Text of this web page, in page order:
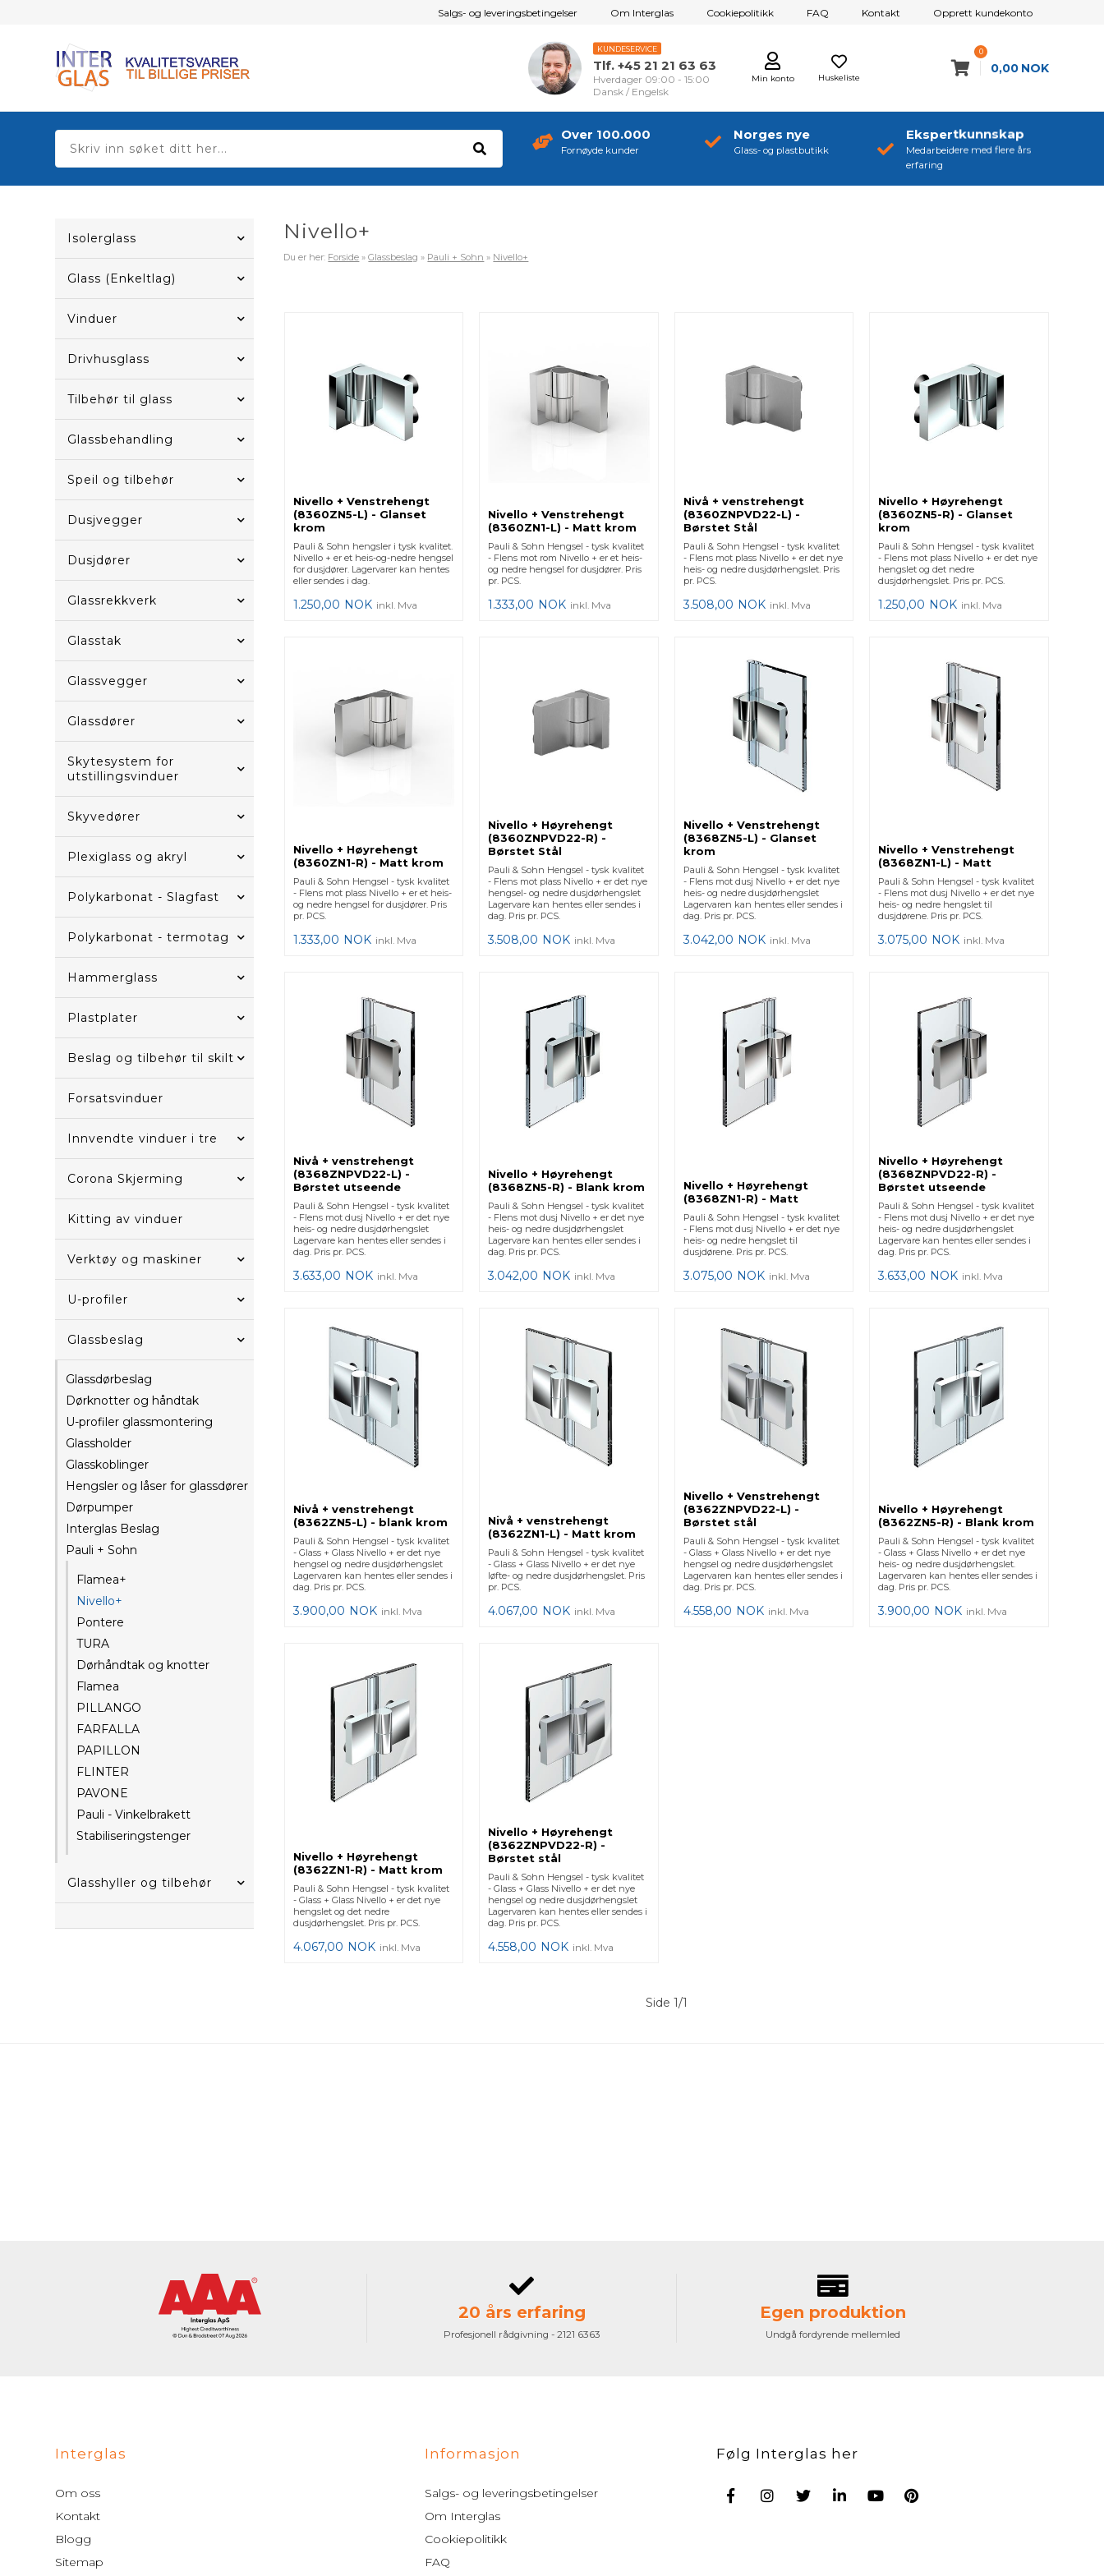
Salgs- og leveringsbetingelser Om Interglas Cookiepolitikk FAQ Kontakt Opprett kundekonto
Huskeliste
Min konto
KUNDESERVICE
Tlf. +45 21 21 63 63
Hverdager 09:00 - 15:00
Dansk / Engelsk
0
0,00 NOK
Over 100.000
Fornøyde kunder
Norges nye
Glass- og plastbutikk
Ekspertkunnskap
Medarbeidere med flere års
erfaring
Isolerglass
Glass (Enkeltlag)
Vinduer
Drivhusglass
Tilbehør til glass
Glassbehandling
Speil og tilbehør
Dusjvegger
Dusjdører
Glassrekkverk
Glasstak
Glassvegger
Glassdører
Skytesystem for
utstillingsvinduer
Skyvedører
Plexiglass og akryl
Polykarbonat - Slagfast
Polykarbonat - termotag
Hammerglass
Plastplater
Beslag og tilbehør til skilt
Forsatsvinduer
Innvendte vinduer i tre
Corona Skjerming
Kitting av vinduer
Verktøy og maskiner
U-profiler
Glassbeslag
Glassdørbeslag
Dørknotter og håndtak
U-profiler glassmontering
Glassholder
Glasskoblinger
Hengsler og låser for glassdører
Dørpumper
Interglas Beslag
Pauli + Sohn
Flamea+
Nivello+
Pontere
TURA
Dørhåndtak og knotter
Flamea
PILLANGO
FARFALLA
PAPILLON
FLINTER
PAVONE
Pauli - Vinkelbrakett
Stabiliseringstenger
Glasshyller og tilbehør
Nivello+
Du er her: Forside »Glassbeslag » Pauli + Sohn » Nivello+
Nivello + Venstrehengt
(8360ZN5-L) - Glanset
krom
Pauli & Sohn hengsler i tysk kvalitet.
Nivello + er et heis-og-nedre hengsel
for dusjdører. Lagervarer kan hentes
eller sendes i dag.
1.250,00 NOK inkl. Mva
Nivello + Venstrehengt
(8360ZN1-L) - Matt krom
Pauli & Sohn Hengsel - tysk kvalitet
- Flens mot rom Nivello + er et heis-
og nedre hengsel for dusjdører. Pris
pr. PCS.
1.333,00 NOK inkl. Mva
Nivå + venstrehengt
(8360ZNPVD22-L) -
Børstet Stål
Pauli & Sohn Hengsel - tysk kvalitet
- Flens mot plass Nivello + er det nye
heis- og nedre dusjdørhengslet. Pris
pr. PCS.
3.508,00 NOK inkl. Mva
Nivello + Høyrehengt
(8360ZN5-R) - Glanset
krom
Pauli & Sohn Hengsel - tysk kvalitet
- Flens mot plass Nivello + er det nye
hengslet og det nedre
dusjdørhengslet. Pris pr. PCS.
1.250,00 NOK inkl. Mva
Nivello + Høyrehengt
(8360ZN1-R) - Matt krom
Pauli & Sohn Hengsel - tysk kvalitet
- Flens mot plass Nivello + er et heis-
og nedre hengsel for dusjdører. Pris
pr. PCS.
1.333,00 NOK inkl. Mva
Nivello + Høyrehengt
(8360ZNPVD22-R) -
Børstet Stål
Pauli & Sohn Hengsel - tysk kvalitet
- Flens mot plass Nivello + er det nye
hengsel- og nedre dusjdørhengslet
Lagervare kan hentes eller sendes i
dag. Pris pr. PCS.
3.508,00 NOK inkl. Mva
Nivello + Venstrehengt
(8368ZN5-L) - Glanset
krom
Pauli & Sohn Hengsel - tysk kvalitet
- Flens mot dusj Nivello + er det nye
heis- og nedre dusjdørhengslet
Lagervaren kan hentes eller sendes i
dag. Pris pr. PCS.
3.042,00 NOK inkl. Mva
Nivello + Venstrehengt
(8368ZN1-L) - Matt
Pauli & Sohn Hengsel - tysk kvalitet
- Flens mot dusj Nivello + er det nye
heis- og nedre hengslet til
dusjdørene. Pris pr. PCS.
3.075,00 NOK inkl. Mva
Nivå + venstrehengt
(8368ZNPVD22-L) -
Børstet utseende
Pauli & Sohn Hengsel - tysk kvalitet
- Flens mot dusj Nivello + er det nye
heis- og nedre dusjdørhengslet
Lagervare kan hentes eller sendes i
dag. Pris pr. PCS.
3.633,00 NOK inkl. Mva
Nivello + Høyrehengt
(8368ZN5-R) - Blank krom
Pauli & Sohn Hengsel - tysk kvalitet
- Flens mot dusj Nivello + er det nye
heis- og nedre dusjdørhengslet
Lagervare kan hentes eller sendes i
dag. Pris pr. PCS.
3.042,00 NOK inkl. Mva
Nivello + Høyrehengt
(8368ZN1-R) - Matt
Pauli & Sohn Hengsel - tysk kvalitet
- Flens mot dusj Nivello + er det nye
heis- og nedre hengslet til
dusjdørene. Pris pr. PCS.
3.075,00 NOK inkl. Mva
Nivello + Høyrehengt
(8368ZNPVD22-R) -
Børstet utseende
Pauli & Sohn Hengsel - tysk kvalitet
- Flens mot dusj Nivello + er det nye
heis- og nedre dusjdørhengslet
Lagervare kan hentes eller sendes i
dag. Pris pr. PCS.
3.633,00 NOK inkl. Mva
Nivå + venstrehengt
(8362ZN5-L) - blank krom
Pauli & Sohn Hengsel - tysk kvalitet
- Glass + Glass Nivello + er det nye
hengsel og nedre dusjdørhengslet
Lagervaren kan hentes eller sendes i
dag. Pris pr. PCS.
3.900,00 NOK inkl. Mva
Nivå + venstrehengt
(8362ZN1-L) - Matt krom
Pauli & Sohn Hengsel - tysk kvalitet
- Glass + Glass Nivello + er det nye
løfte- og nedre dusjdørhengslet. Pris
pr. PCS.
4.067,00 NOK inkl. Mva
Nivello + Venstrehengt
(8362ZNPVD22-L) -
Børstet stål
Pauli & Sohn Hengsel - tysk kvalitet
- Glass + Glass Nivello + er det nye
hengsel og nedre dusjdørhengslet
Lagervaren kan hentes eller sendes i
dag. Pris pr. PCS.
4.558,00 NOK inkl. Mva
Nivello + Høyrehengt
(8362ZN5-R) - Blank krom
Pauli & Sohn Hengsel - tysk kvalitet
- Glass + Glass Nivello + er det nye
heis- og nedre dusjdørhengslet.
Lagervaren kan hentes eller sendes i
dag. Pris pr. PCS.
3.900,00 NOK inkl. Mva
Nivello + Høyrehengt
(8362ZN1-R) - Matt krom
Pauli & Sohn Hengsel - tysk kvalitet
- Glass + Glass Nivello + er det nye
hengslet og det nedre
dusjdørhengslet. Pris pr. PCS.
4.067,00 NOK inkl. Mva
Nivello + Høyrehengt
(8362ZNPVD22-R) -
Børstet stål
Pauli & Sohn Hengsel - tysk kvalitet
- Glass + Glass Nivello + er det nye
hengsel og nedre dusjdørhengslet
Lagervaren kan hentes eller sendes i
dag. Pris pr. PCS.
4.558,00 NOK inkl. Mva
Side 1/1
20 års erfaring
Profesjonell rådgivning - 2121 6363
Egen produktion
Undgå fordyrende mellemled
Interglas
Om oss
Kontakt
Blogg
Sitemap
Informasjon
Salgs- og leveringsbetingelser
Om Interglas
Cookiepolitikk
FAQ
Følg Interglas her